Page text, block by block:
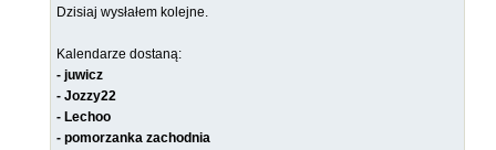
Dzisiaj wysłałem kolejne.
Kalendarze dostaną:
- juwicz
- Jozzy22
- Lechoo
- pomorzanka zachodnia